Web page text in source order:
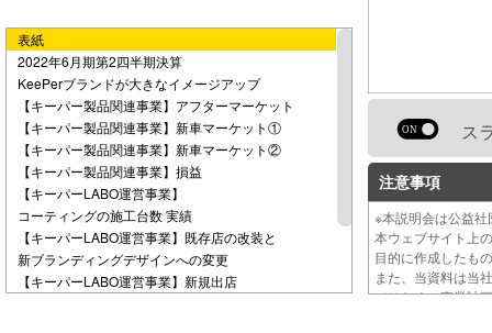
o
表紙
2022年6月期第2四半期決算
KeePerブランドが大きなイメージアップ
【キーパー製品関連事業】アフターマーケット
【キーパー製品関連事業】新車マーケット①
【キーパー製品関連事業】新車マーケット②
【キーパー製品関連事業】損益
【キーパーLABO運営事業】
コーティングの施工台数 実績
【キーパーLABO運営事業】既存店の改装と
新ブランディングデザインへの変更
【キーパーLABO運営事業】新規出店
ス
注意事項
※本説明会は公益
本ウェブサイト上
目的に作成したも
また、当資料は当
ではなく、事業計